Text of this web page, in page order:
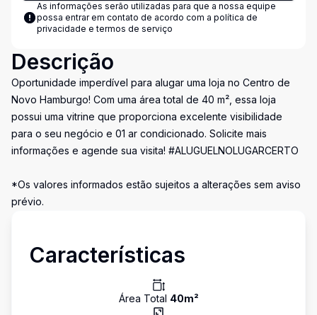
As informações serão utilizadas para que a nossa equipe
possa entrar em contato de acordo com a política de
privacidade e termos de serviço
Descrição
Oportunidade imperdível para alugar uma loja no Centro de
Novo Hamburgo! Com uma área total de 40 m², essa loja
possui uma vitrine que proporciona excelente visibilidade
para o seu negócio e 01 ar condicionado. Solicite mais
informações e agende sua visita! #ALUGUELNOLUGARCERTO
*Os valores informados estão sujeitos a alterações sem aviso
prévio.
Características
Área Total 40m²